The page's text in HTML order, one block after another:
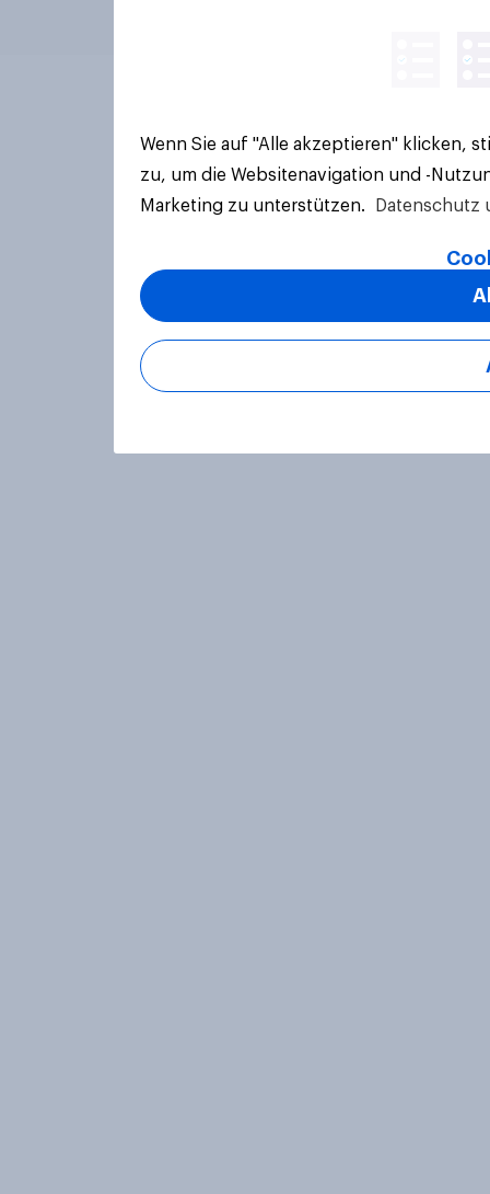
Wenn Sie auf "Alle akzeptieren" klicken,
zu, um die Websitenavigation und -
Marketing zu unterstützen.
Datenschutz